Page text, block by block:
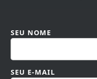
SEU NOME
SEU E-MAIL